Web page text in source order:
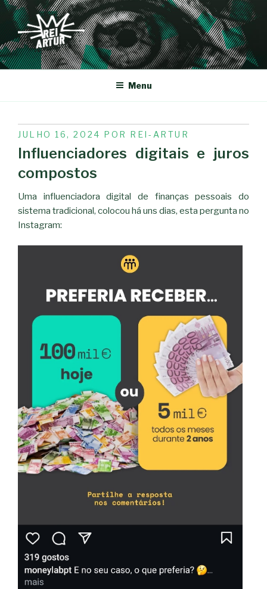
Saltar
para
conteúdo
REI-ARTUR
Menu
PUBLICADO
EM
JULHO 16, 2024 POR REI-ARTUR
Influenciadores digitais e juros
compostos
Uma influenciadora digital de finanças pessoais do
sistema tradicional, colocou há uns dias, esta pergunta no
Instagram: